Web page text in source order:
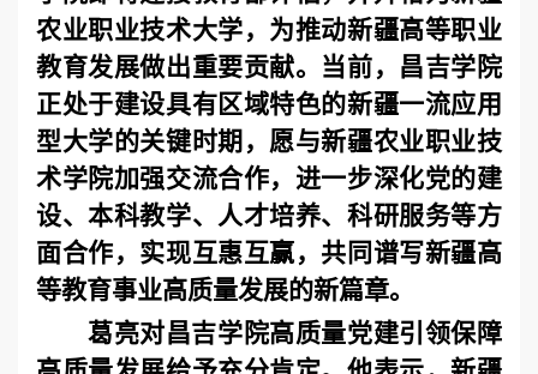
农业职业技术大学，为推动新疆高等职业
教育发展做出重要贡献。当前， 昌吉学院
正处于建设具有区域特色的新疆一流应用
型大学的关键时期，愿与新疆农业职业技
术学院加强交流合作，进一步深化党的建
设、本科教学、人才培养、科研服务等方
面合作，实现互惠互赢，共同谱写新疆高
等教育事业高质量发展的新篇章。
葛亮对昌吉学院高质量党建引领保障